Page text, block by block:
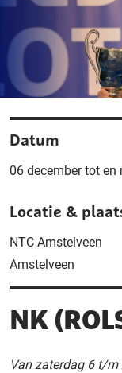
Datum
06 december tot en
Locatie &
NTC Amstelveen
Amstelveen
NK
Van zaterdag 6 t/